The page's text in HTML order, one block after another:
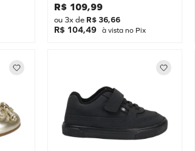
R$ 109,99
ou 3x de R$ 36,66
R$ 104,49 à vista no Pix